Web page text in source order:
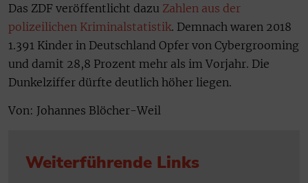
Das ZDF veröffentlicht dazu Zahlen aus der
polizeilichen Kriminalstatistik. Demnach waren 2018
1.391 Kinder in Deutschland Opfer von Cybergrooming
und damit 28,8 Prozent mehr als im Vorjahr. Die
Dunkelziffer dürfte deutlich höher liegen.
Von: Johannes Blöcher-Weil
Weiterführende Links